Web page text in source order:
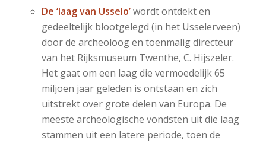
De ‘laag van Usselo’wordt ontdekt en
gedeeltelijk blootgelegd (in het Usselerveen)
door de archeoloog en toenmalig directeur
van het Rijksmuseum Twenthe, C. Hijszeler.
Het gaat om een laag die vermoedelijk 65
miljoen jaar geleden is ontstaan en zich
uitstrekt over grote delen van Europa. De
meeste archeologische vondsten uit die laag
stammen uit een latere periode, toen de